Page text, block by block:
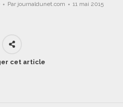
Par journaldunet.com 11 mai 2015
cet article